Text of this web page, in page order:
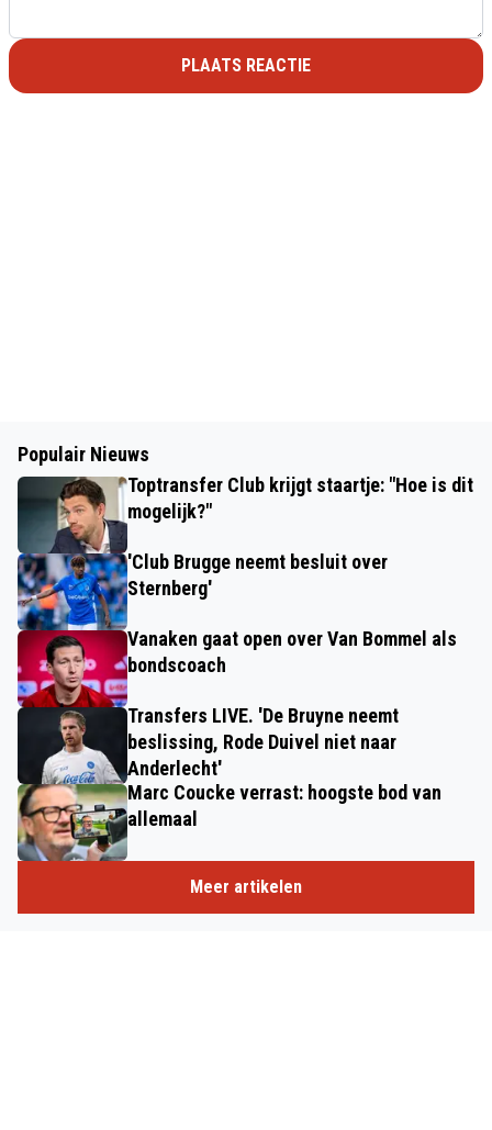
PLAATS REACTIE
Populair Nieuws
Toptransfer Club krijgt staartje: "Hoe is dit
mogelijk?"
'Club Brugge neemt besluit over
Sternberg'
Vanaken gaat open over Van Bommel als
bondscoach
Transfers LIVE. 'De Bruyne neemt
beslissing, Rode Duivel niet naar
Anderlecht'
Marc Coucke verrast: hoogste bod van
allemaal
Meer artikelen